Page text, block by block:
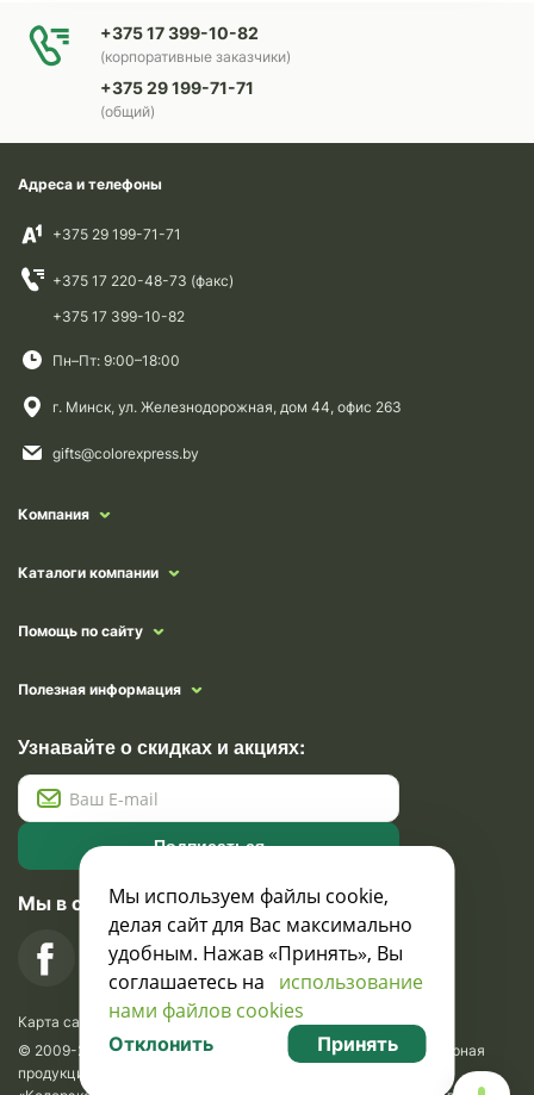
+375 17 399-10-82
(корпоративные заказчики)
+375 29 199-71-71
(общий)
Адреса и телефоны
+375 29 199-71-71
+375 17 220-48-73 (факс)
+375 17 399-10-82
Пн–Пт: 9:00–18:00
г. Минск, ул. Железнодорожная, дом 44, офис 263
gifts@colorexpress.by
Компания
Каталоги компании
Помощь по сайту
Полезная информация
Узнавайте о скидках и акциях:
Подписаться
Мы в социальных сетях
Карта сайта
© 2009-2026 Krasavik.by. Сувениры оптом. Рекламно-сувенирная
продукция и сувениры с логотипом. УНН 100873745, ООО
Мы используем файлы cookie,
делая сайт для Вас максимально
удобным. Нажав «Принять», Вы
соглашаетесь на использование
нами файлов cookies
Отклонить Принять